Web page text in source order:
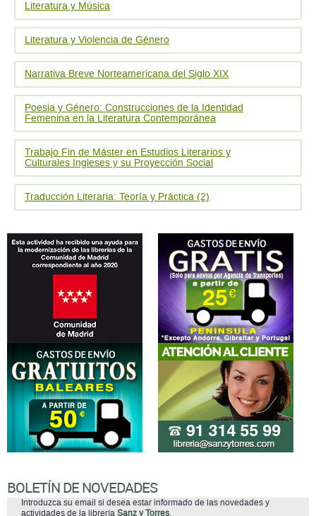
Literatura y Música
Literatura y Violencia de Género
Narrativa Breve Norteamericana del Siglo XIX
Poesia y Género: Construcciones de la Identidad
Femenina en la Literatura Contemporánea
Trabajo Fin de Máster en Estudios Literarios y
Culturales Ingleses y su Proyección Social
Traducción Literaria: Teoría y Práctica (2)
BOLETÍN DE NOVEDADES
Introduzca su email si desea estar informado de las novedades y
actividades de la librería Sanz y Torres.